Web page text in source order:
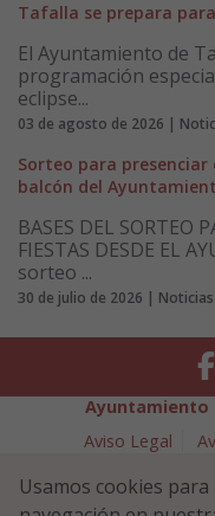
Tafalla se prepara
El Ayuntamiento de
programación
eclipse...
03 de agosto de 2026 |
Sorteo para presenciar
balcón del
BASES DEL SORTEO
FIESTAS DESDE EL
sorteo ...
30 de julio de 2026 | Noticias
Ayuntamiento
Aviso Legal
Política
Usamos cookies